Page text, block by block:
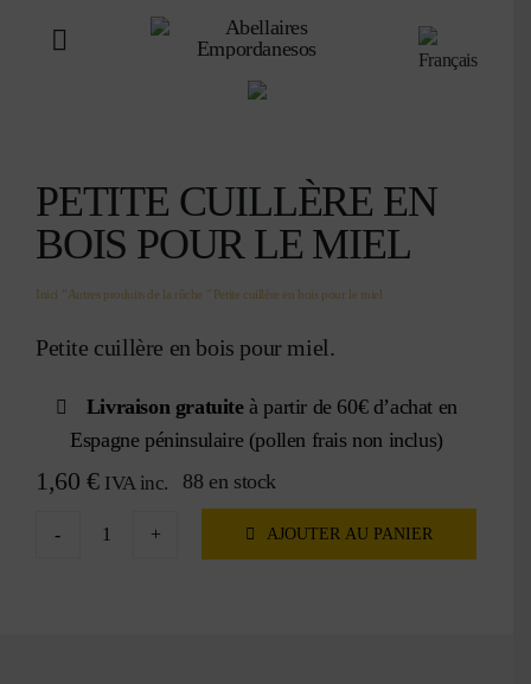
Toggle
APITOURISME
APICULTURE
QUI SOMMES NOUS
CONTACT
PANIER
PETITE CUILLÈRE EN
BOIS POUR LE MIEL
Inici "Autres produits de la rûche " Petite cuillère en bois pour le miel
Petite cuillère en bois pour miel.
Livraison gratuiteà partir de 60€ d’achat en
Espagne péninsulaire (pollen frais non inclus)
1,60 € IVA inc. 88 en stock
quantité
AJOUTER AU PANIER